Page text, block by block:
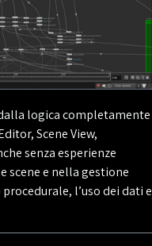
logica completamente
Scene View,
senza esperienze
scene e nella gestione
l’uso dei dati e